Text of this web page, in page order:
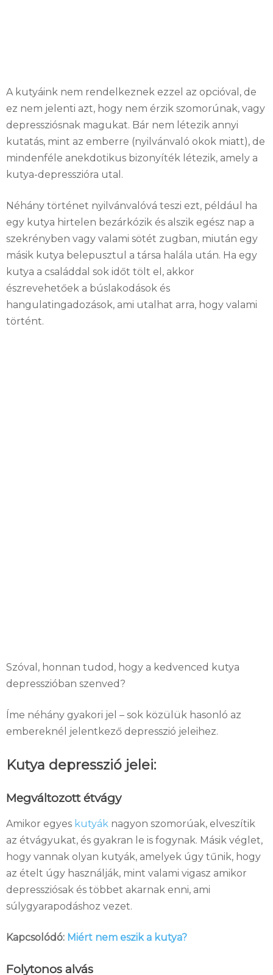
A kutyáink nem rendelkeznek ezzel az opcióval, de
ez nem jelenti azt, hogy nem érzik szomorúnak, vagy
depressziósnak magukat. Bár nem létezik annyi
kutatás, mint az emberre (nyilvánvaló okok miatt), de
mindenféle anekdotikus bizonyíték létezik, amely a
kutya-depresszióra utal.
Néhány történet nyilvánvalóvá teszi ezt, például ha
egy kutya hirtelen bezárkózik és alszik egész nap a
szekrényben vagy valami sötét zugban, miután egy
másik kutya belepusztul a társa halála után. Ha egy
kutya a családdal sok időt tölt el, akkor
észrevehetőek a búslakodások és
hangulatingadozások, ami utalhat arra, hogy valami
történt.
Szóval, honnan tudod, hogy a kedvenced kutya
depresszióban szenved?
Íme néhány gyakori jel – sok közülük hasonló az
embereknél jelentkező depresszió jeleihez.
Kutya depresszió jelei:
Megváltozott étvágy
Amikor egyes kutyák nagyon szomorúak, elveszítik
az étvágyukat, és gyakran le is fogynak. Másik véglet,
hogy vannak olyan kutyák, amelyek úgy tűnik, hogy
az ételt úgy használják, mint valami vigasz amikor
depressziósak és többet akarnak enni, ami
súlygyarapodáshoz vezet.
Kapcsolódó: Miért nem eszik a kutya?
Folytonos alvás